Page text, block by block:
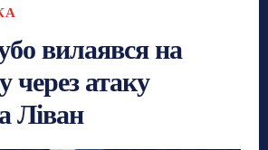
вилаявся на
через атаку
Ліван